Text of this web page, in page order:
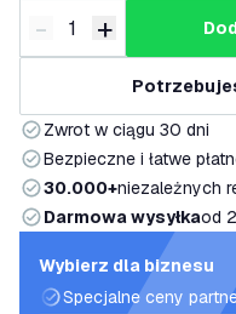
Zmniejsz ilość
- Zwiększ ilość
+
Zwrot w ciągu 30 dni
Bezpieczne i łatwe
30.000+niezależnych
Darmowa wysyłkaod
Wybierz dla biznesu
Specjalne ceny